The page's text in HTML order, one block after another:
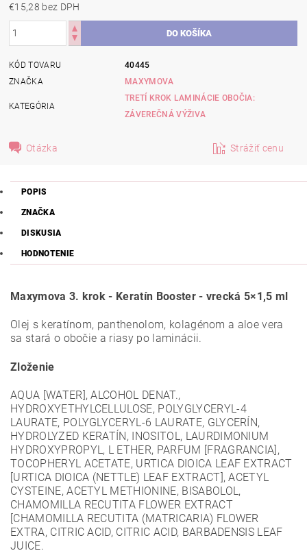
€15,28 bez DPH
KÓD TOVARU
40445
ZNAČKA
MAXYMOVA
KATEGÓRIA
TRETÍ KROK LAMINÁCIE OBOČIA:
ZÁVEREČNÁ VÝŽIVA
Otázka Strážiť cenu
POPIS
ZNAČKA
DISKUSIA
HODNOTENIE
Maxymova 3. krok - Keratín Booster - vrecká 5×1,5 ml
Olej s keratínom, panthenolom, kolagénom a aloe vera
sa stará o obočie a riasy po laminácii.
Zloženie
AQUA [WATER], ALCOHOL DENAT.,
HYDROXYETHYLCELLULOSE, POLYGLYCERYL-4
LAURATE, POLYGLYCERYL-6 LAURATE, GLYCERÍN,
HYDROLYZED KERATÍN, INOSITOL, LAURDIMONIUM
HYDROXYPROPYL, L ETHER, PARFUM [FRAGRANCIA],
TOCOPHERYL ACETATE, URTICA DIOICA LEAF EXTRACT
[URTICA DIOICA (NETTLE) LEAF EXTRACT], ACETYL
CYSTEINE, ACETYL METHIONINE, BISABOLOL,
CHAMOMILLA RECUTITA FLOWER EXTRACT
[CHAMOMILLA RECUTITA (MATRICARIA) FLOWER
EXTRA, CITRIC ACID, CITRIC ACID, BARBADENSIS LEAF
JUICE.